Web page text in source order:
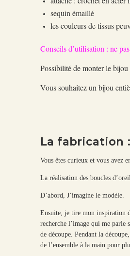
sequin émaillé
les couleurs de tissus
Conseils d’utilisation : ne
Possibilité de monter le
Vous souhaitez un bijou
La fabrication :
Vous êtes curieux et vous avez
La réalisation des boucles
D’abord, J’imagine le modèle.
Ensuite, je tire mon inspiration
recherche l’image qui me parle
de découpe. Pendant la
de l’ensemble à la main pour